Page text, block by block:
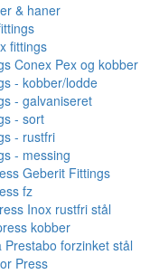
& haner
fittings
Conex Pex og kobber
- kobber/lodde
- galvaniseret
- sort
- rustfri
- messing
Geberit Fittings
fz
Inox rustfri stål
kobber
Prestabo forzinket stål
Press